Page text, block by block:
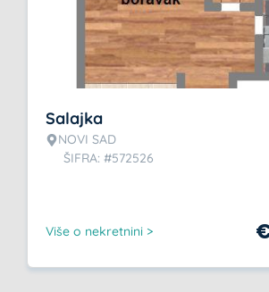
Salajka
NOVI SAD
ŠIFRA: #572526
Više o nekretnini >